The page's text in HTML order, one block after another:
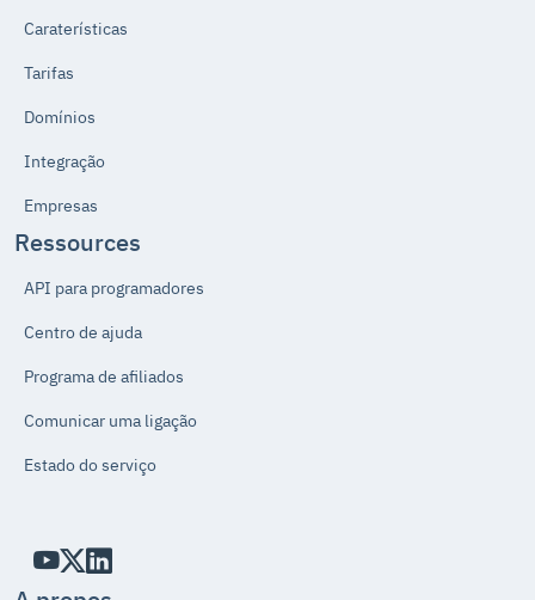
Caraterísticas
Tarifas
Domínios
Integração
Empresas
Ressources
API para programadores
Centro de ajuda
Programa de afiliados
Comunicar uma ligação
Estado do serviço